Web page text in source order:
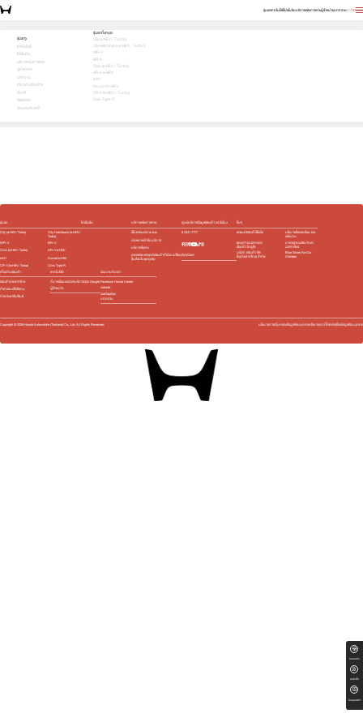
รุ่นรถเทคโนโลยีโปรโมชันบริการหลังการขายผู้จำหน่ายบทความENTH
รุ่นรถ
เทคโนโลยี
โปรโมชัน
บริการหลังการขาย
ผู้จำหน่าย
บทความ
เกี่ยวกับฮอนด้า
อื่นๆ
ติดต่อเรา
ร่วมงานกับเรา
รุ่นรถทั้งหมด
City (e:HEV / Turbo)
City Hatchback (e:HEV / Turbo)
WR-V
BR-V
Civic (e:HEV / Turbo)
HR-V e:HEV
e:N1
Accord e:HEV
CR-V (e:HEV / Turbo)
Civic Type R
ทดลองขับ
สนใจซื้อ
ใบเสนอราคา
เลือกคันที่ใช่ แล้วพบข้อเสนอที่ตรงใจ
3 เลือกคันที่ใช่
รุ่นรถ
City (e:HEV / Turbo)
City Hatchback (e:HEV /
Turbo)
WR-V
BR-V
Civic (e:HEV / Turbo)
HR-V e:HEV
e:N1
Accord e:HEV
CR-V (e:HEV / Turbo)
Civic Type R
โปรโมชัน
บริการหลังการขาย
เช็กรถยนต์ตามระยะ
นัดหมายเข้ารับบริการ
บริการพิเศษ
ตรวจสอบรถยนต์ฮอนด้าที่ต้อง เปลี่ยน
ชิ้นส่วนในชุดถุงลม
ศูนย์บริการข้อมูลฮอนด้า 24 ชั่วโมง
0 2341 7777
ติดต่อเรา
อื่นๆ
รถยนต์ฮอนด้าใช้แล้ว
นโยบายสิ่งแวดล้อม และ
พลังงาน
ชุดอุปกรณ์ตกแต่ง​
ฮอนด้า โมดูโล
มาตรฐานผลิตภัณฑ์
ฉลากเขียว
บริษัท ฮอนด้า ลีส
ซิ่ง(ประเทศไทย) จำกัด
Blue Skies For Our
Children
เกี่ยวกับฮอนด้า
ฮอนด้าประเทศไทย
กิจกรรมเพื่อสังคม
ข่าวประชาสัมพันธ์
เทคโนโลยี
ที่มาพร้อมแอปและบริการของ Google
ผู้จำหน่าย
ร่วมงานกับเรา
Facebook Honda Career
Jobsdb
JobTopGun
บทความ
Copyright ©2026Honda Automobile (Thailand) Co., Ltd. All Rights Reserved. นโยบายการคุ้มครองข้อมูลส่วนบุคคลนโยบายคุกกี้ติดต่อเรื่องข้อมูลส่วนบุคคล